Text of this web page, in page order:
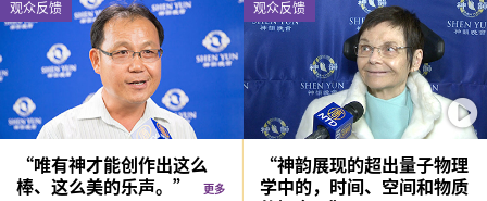
观众反馈
“唯有神才能创作出这么
棒、这么美的乐声。”
更多
观众反馈
“神韵展现的超出量子物理
学中的，时间、空间和物质